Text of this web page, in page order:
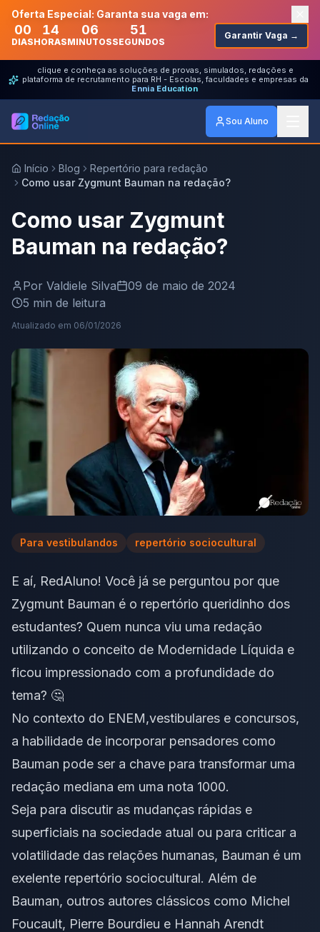
Oferta Especial: Garanta sua vaga em:
00
DIAS
14
HORAS
06
MINUTOS
51
SEGUNDOS
Garantir Vaga →
clique e conheça as soluções de provas, simulados, redações e
plataforma de recrutamento para RH - Escolas, faculdades e empresas da
Ennia Education
Sou Aluno
Início Blog
Repertório para redação
Como usar Zygmunt Bauman na redação?
Como usar Zygmunt
Bauman na redação?
Por Valdiele Silva
09 de maio de 2024
5 min de leitura
Atualizado em 06/01/2026
Para vestibulandos repertório sociocultural
E aí, RedAluno! Você já se perguntou por que
Zygmunt Bauman é o repertório queridinho dos
estudantes? Quem nunca viu uma redação
utilizando o conceito de Modernidade Líquida e
ficou impressionado com a profundidade do
tema? 🤔
No contexto do ENEM,vestibulares e concursos,
a habilidade de incorporar pensadores como
Bauman pode ser a chave para transformar uma
redação mediana em uma nota 1000.
Seja para discutir as mudanças rápidas e
superficiais na sociedade atual ou para criticar a
volatilidade das relações humanas, Bauman é um
exelente repertório sociocultural. Além de
Bauman, outros autores clássicos como Michel
Foucault, Pierre Bourdieu e Hannah Arendt